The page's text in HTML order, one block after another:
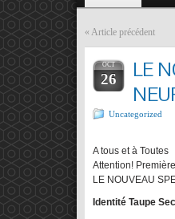
« Article précédent
OCT
26
LE
Uncategorized
A tous et à Toutes
Attention!
LE NOUVEAU
Identité Taupe